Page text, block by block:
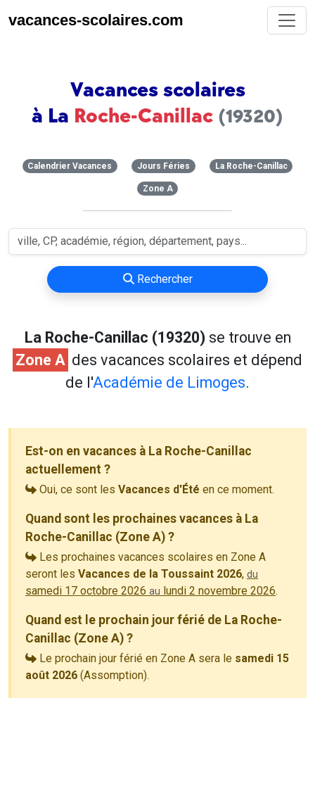
vacances-scolaires.com
Vacances scolaires
à La Roche-Canillac (19320)
Calendrier Vacances Jours Féries La Roche-Canillac
Zone A
Rechercher
La Roche-Canillac (19320) se trouve en
Zone A des vacances scolaires et dépend
de l'Académie de Limoges.
Est-on en vacances à La Roche-Canillac
actuellement ?
Oui, ce sont les Vacances d'Été en ce moment.
Quand sont les prochaines vacances à La
Roche-Canillac (Zone A) ?
Les prochaines vacances scolaires en Zone A
seront les Vacances de la Toussaint 2026, du
samedi 17 octobre 2026 au lundi 2 novembre 2026.
Quand est le prochain jour férié de La Roche-
Canillac (Zone A) ?
Le prochain jour férié en Zone A sera le samedi 15
août 2026 (Assomption).